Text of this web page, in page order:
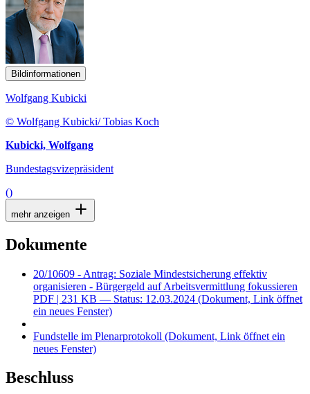
Bildinformationen
Wolfgang Kubicki
© Wolfgang Kubicki/ Tobias Koch
Kubicki, Wolfgang
Bundestagsvizepräsident
()
mehr anzeigen
Dokumente
20/10609 - Antrag: Soziale Mindestsicherung effektiv
organisieren - Bürgergeld auf Arbeitsvermittlung fokussieren
PDF | 231 KB — Status: 12.03.2024 (Dokument, Link öffnet
ein neues Fenster)
Fundstelle im Plenarprotokoll (Dokument, Link öffnet ein
neues Fenster)
Beschluss